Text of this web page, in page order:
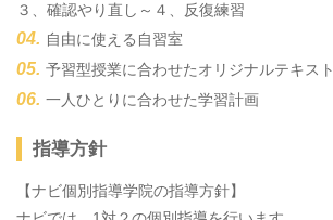
３、確認やり直し～４、反復練習
自由に使える自習室
予習型授業に合わせたオリジナルテキスト
一人ひとりに合わせた学習計画
指導方針
【ナビ個別指導学院の指導方針】